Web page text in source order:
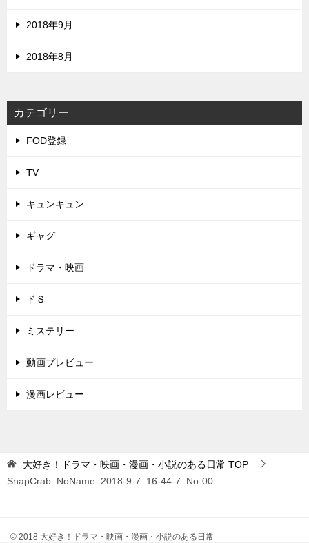
2018年9月
2018年8月
カテゴリー
FOD登録
TV
キュンキュン
ギャグ
ドラマ・映画
ドＳ
ミステリー
動画プレビュー
漫画レビュー
大好き！ドラマ・映画・漫画・小説のある日常 TOP
SnapCrab_NoName_2018-9-7_16-44-7_No-00
© 2018 大好き！ドラマ・映画・漫画・小説のある日常